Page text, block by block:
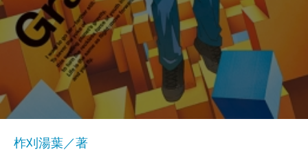
柞刈湯葉／著